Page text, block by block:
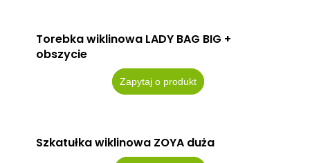
Torebka wiklinowa LADY BAG BIG +
obszycie
Zapytaj o produkt
Szkatułka wiklinowa ZOYA duża